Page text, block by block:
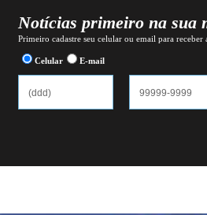
Notícias primeiro na sua
Primeiro cadastre seu celular ou email para receber
Celular E-mail